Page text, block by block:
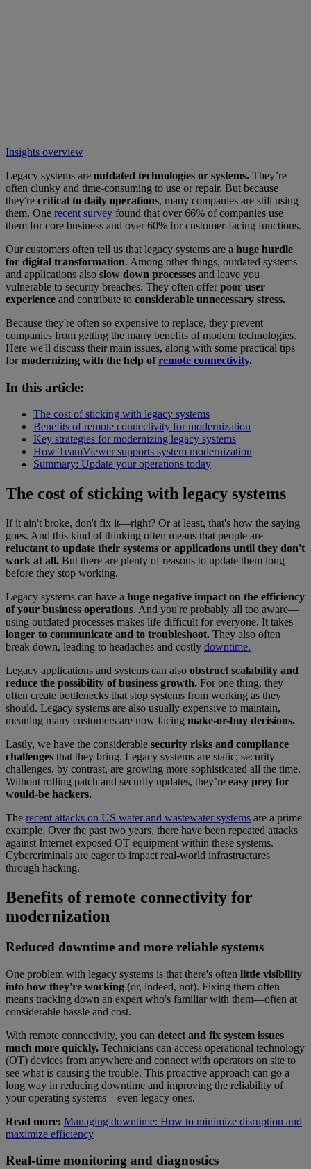
Insights overview
Legacy systems are outdated technologies or systems. They’re
often clunky and time-consuming to use or repair. But because
they're critical to daily operations, many companies are still using
them. One recent survey found that over 66% of companies use
them for core business and over 60% for customer-facing functions.
Our customers often tell us that legacy systems are a huge hurdle
for digital transformation. Among other things, outdated systems
and applications also slow down processes and leave you
vulnerable to security breaches. They often offerpoor user
experience and contribute to considerable unnecessary stress.
Because they're often so expensive to replace, they prevent
companies from getting the many benefits of modern technologies.
Here we'll discuss their main issues, along with some practical tips
formodernizing with the help ofremote connectivity.
In this article:
The cost of sticking with legacy systems
Benefits of remote connectivity for modernization
Key strategies for modernizing legacy systems
How TeamViewer supports system modernization
Summary: Update your operations today
The cost of sticking with legacy systems
If it ain't broke, don't fix it—right? Or at least, that's how the saying
goes. And this kind of thinking often means that people are
reluctant to update their systems or applications until they don't
work at all. But there are plenty of reasons to update them long
before they stop working.
Legacy systems can have a huge negative impact on the efficiency
of your business operations. And you're probably all too aware—
using outdated processes makes life difficult for everyone. It takes
longer to communicate and to troubleshoot. They also often
break down, leading to headaches and costly downtime.
Legacy applications and systems can also obstruct scalability and
reduce the possibility of business growth. For one thing, they
often create bottlenecks that stop systems from working as they
should. Legacy systems are also usually expensive to maintain,
meaning many customers are now facing make-or-buy decisions.
Lastly, we have the considerable security risks and compliance
challenges that they bring. Legacy systems are static; security
challenges, by contrast, are growing more sophisticated all the time.
Without rolling patch and security updates, they’re easy prey for
would-be hackers.
The recent attacks on US water and wastewater systems are a prime
example. Over the past two years, there have been repeated attacks
against Internet-exposed OT equipment within these systems.
Cybercriminals are eager to impact real-world infrastructures
through hacking.
Benefits of remote connectivity for
modernization
Reduced downtime and more reliable systems
One problem with legacy systems is that there's often little visibility
into how they're working (or, indeed, not). Fixing them often
means tracking down an expert who's familiar with them—often at
considerable hassle and cost.
With remote connectivity, you can detect and fix system issues
much more quickly. Technicians can access operational technology
(OT) devices from anywhere and connect with operators on site to
see what is causing the trouble. This proactive approach can go a
long way in reducing downtime and improving the reliability of
your operating systems—even legacy ones.
Read more: Managing downtime: How to minimize disruption and
maximize efficiency
Real-time monitoring and diagnostics